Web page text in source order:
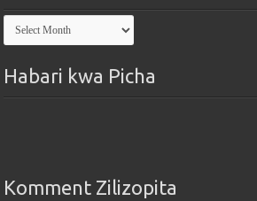
Kutoka
Maktaba
Habari kwa Picha
Komment Zilizopita